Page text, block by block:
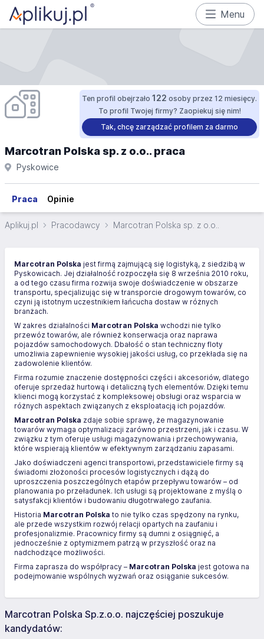
Menu
Ten profil obejrzało 122 osoby przez 12 miesięcy.
To profil Twojej firmy? Zaopiekuj się nim!
Tak, chcę zarządzać profilem za darmo
Marcotran Polska sp. z o.o.. praca
Pyskowice
Praca Opinie
Aplikuj.pl Pracodawcy Marcotran Polska sp. z o.o..
Marcotran Polska jest firmą zajmującą się logistyką, z siedzibą w
Pyskowicach. Jej działalność rozpoczęła się 8 września 2010 roku,
a od tego czasu firma rozwija swoje doświadczenie w obszarze
transportu, specjalizując się w transporcie drogowym towarów, co
czyni ją istotnym uczestnikiem łańcucha dostaw w różnych
branżach.
W zakres działalności Marcotran Polska wchodzi nie tylko
przewóz towarów, ale również konserwacja oraz naprawa
pojazdów samochodowych. Dbałość o stan techniczny floty
umożliwia zapewnienie wysokiej jakości usług, co przekłada się na
zadowolenie klientów.
Firma rozumie znaczenie dostępności części i akcesoriów, dlatego
oferuje sprzedaż hurtową i detaliczną tych elementów. Dzięki temu
klienci mogą korzystać z kompleksowej obsługi oraz wsparcia w
różnych aspektach związanych z eksploatacją ich pojazdów.
Marcotran Polska zdaje sobie sprawę, że magazynowanie
towarów wymaga optymalizacji zarówno przestrzeni, jak i czasu. W
związku z tym oferuje usługi magazynowania i przechowywania,
które wspierają klientów w efektywnym zarządzaniu zapasami.
Jako doświadczeni agenci transportowi, przedstawiciele firmy są
świadomi złożoności procesów logistycznych i dążą do
uproszczenia poszczególnych etapów przepływu towarów – od
planowania po przeładunek. Ich usługi są projektowane z myślą o
satysfakcji klientów i budowaniu długotrwałego zaufania.
Historia Marcotran Polska to nie tylko czas spędzony na rynku,
ale przede wszystkim rozwój relacji opartych na zaufaniu i
profesjonalizmie. Pracownicy firmy są dumni z osiągnięć, a
jednocześnie z optymizmem patrzą w przyszłość oraz na
nadchodzące możliwości.
Firma zaprasza do współpracy – Marcotran Polska jest gotowa na
podejmowanie wspólnych wyzwań oraz osiąganie sukcesów.
Marcotran Polska Sp.z.o.o. najczęściej poszukuje
kandydatów: